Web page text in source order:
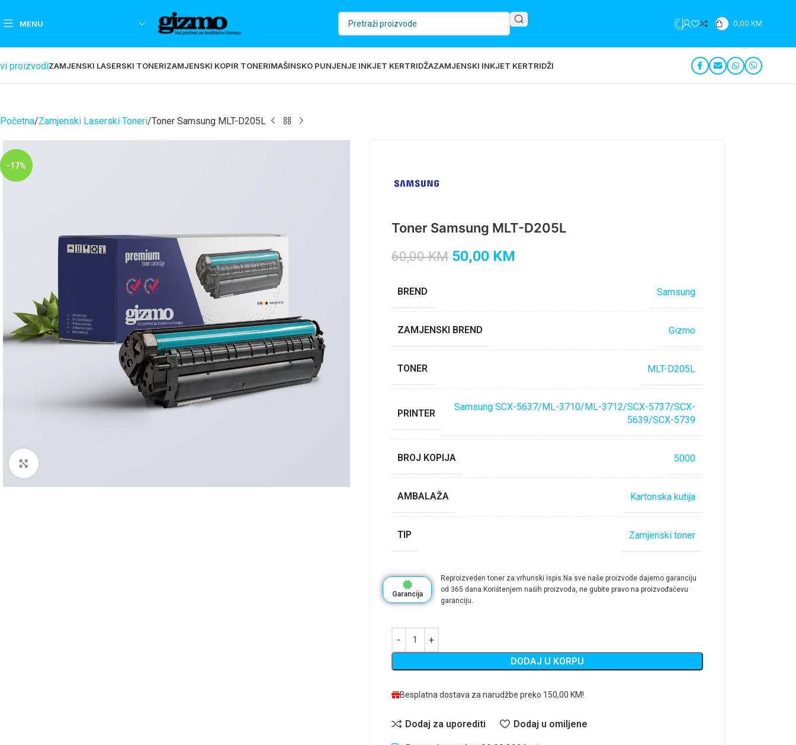
MENU 0,00 KM
proizvodiZAMJENSKI LASERSKI TONERIZAMJENSKI KOPIR TONERIMAŠINSKO PUNJENJE INKJET KERTRIDŽAZAMJENSKI INKJET KERTRIDŽI
Početna Zamjenski Laserski Toneri Toner Samsung MLT-D205L
-17%
Toner Samsung MLT-D205L
60,00KM 50,00 KM
BREND Samsung
ZAMJENSKI BREND Gizmo
TONER MLT-D205L
PRINTER
Samsung SCX-5637/ML-3710/ML-3712/SCX-5737/SCX-
5639/SCX-5739
BROJ KOPIJA 5000
AMBALAŽA Kartonska kutija
TIP Zamjenski toner
Garancija
Reproizveden toner za vrhunski ispis.Na sve naše proizvode dajemo garanciju
od 365 dana.Korištenjem naših proizvoda, ne gubite pravo na proizvođačevu
garanciju.
DODAJ U KORPU
Besplatna dostava za narudžbe preko 150,00 KM!
Dodaj za uporediti Dodaj u omiljene